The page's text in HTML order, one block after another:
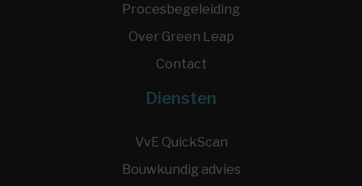
Procesbegeleiding
Over Green Leap
Contact
Diensten
VvE QuickScan
Bouwkundig advies